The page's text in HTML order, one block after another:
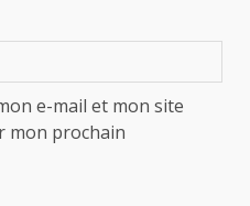
e-mail et mon site
mon prochain